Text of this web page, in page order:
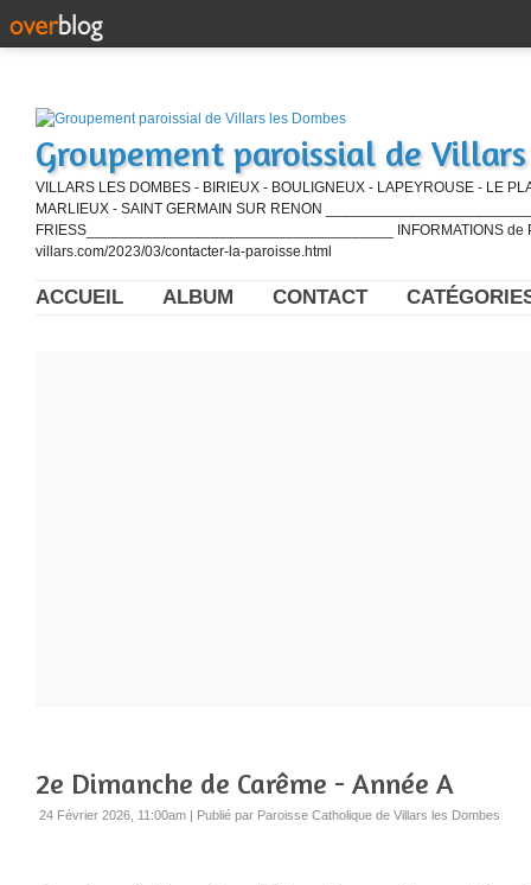
Groupement paroissial de
VILLARS LES DOMBES - BIRIEUX - BOULIGNEUX - LAPEYROUSE - LE
MARLIEUX - SAINT GERMAIN SUR RENON
FRIESS_____________________________________ INFORMATIONS de
villars.com/2023/03/contacter-la-paroisse.html
ACCUEIL ALBUM CONTACT
2e Dimanche de Carême - Année A
24 Février 2026, 11:00am | Publié par Paroisse Catholique de Villars les Dombes